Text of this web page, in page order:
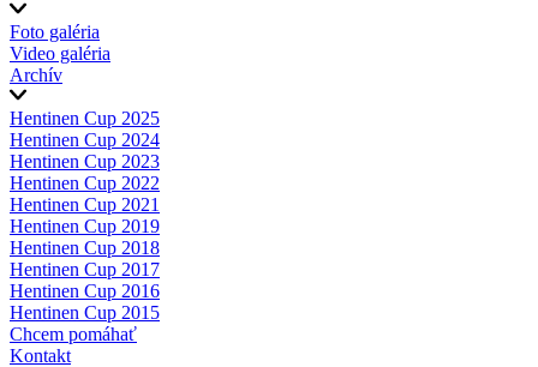
Foto galéria
Video galéria
Archív
Hentinen Cup 2025
Hentinen Cup 2024
Hentinen Cup 2023
Hentinen Cup 2022
Hentinen Cup 2021
Hentinen Cup 2019
Hentinen Cup 2018
Hentinen Cup 2017
Hentinen Cup 2016
Hentinen Cup 2015
Chcem pomáhať
Kontakt